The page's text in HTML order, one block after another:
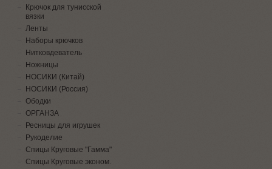
Крючок для тунисской
вязки
Ленты
Наборы крючков
Нитковдеватель
Ножницы
НОСИКИ (Китай)
НОСИКИ (Россия)
Ободки
ОРГАНЗА
Ресницы для игрушек
Рукоделие
Спицы Круговые "Гамма"
Спицы Круговые эконом.